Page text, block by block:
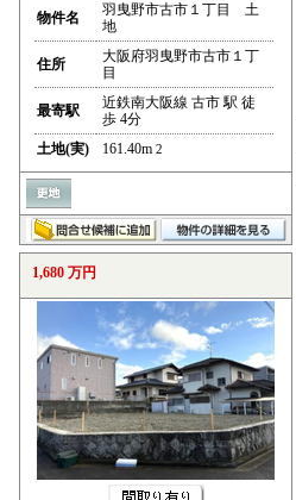
物件名
羽曳野市古市１丁目 土
地
住所
大阪府羽曳野市古市１丁
目
最寄駅
近鉄南大阪線 古市 駅 徒
歩 4分
土地(実)
161.40m 2
1,680 万円